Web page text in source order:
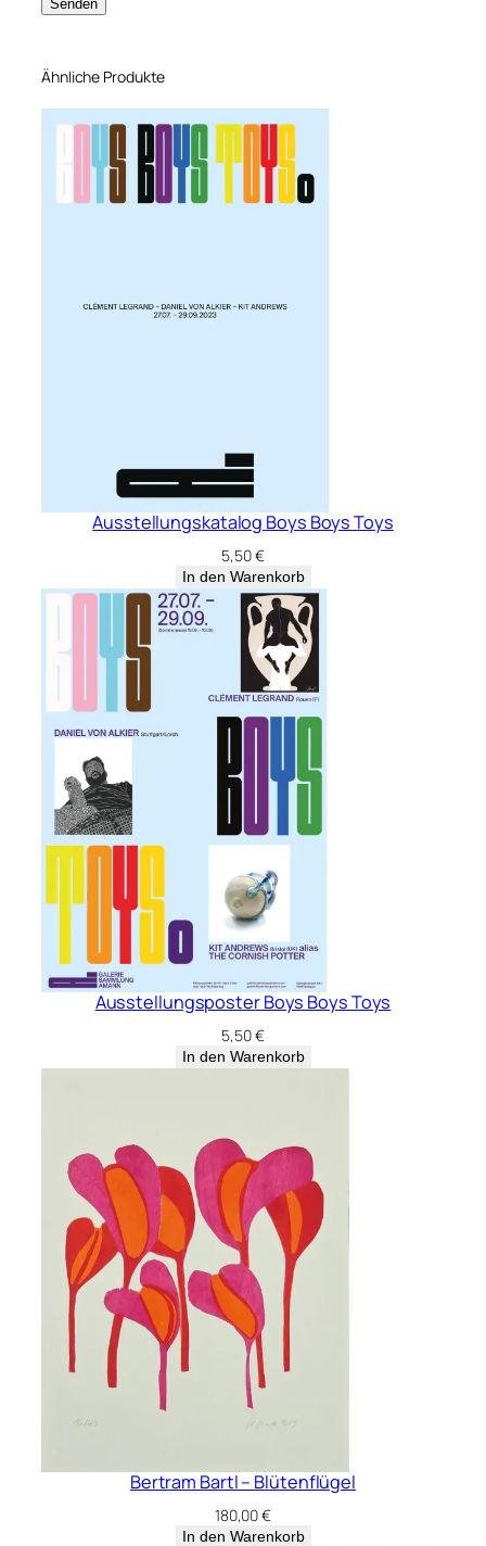
Ähnliche Produkte
Ausstellungskatalog Boys Boys Toys
5,50€
In den Warenkorb
Ausstellungsposter Boys Boys Toys
5,50€
In den Warenkorb
Bertram Bartl – Blütenflügel
180,00€
In den Warenkorb